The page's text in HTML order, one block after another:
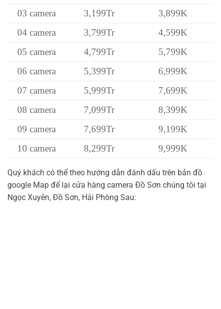
03 camera
3,199Tr
3,899K
04 camera
3,799Tr
4,599K
05 camera
4,799Tr
5,799K
06 camera
5,399Tr
6,999K
07 camera
5,999Tr
7,699K
08 camera
7,099Tr
8,399K
09 camera
7,699Tr
9,199K
10 camera
8,299Tr 9,999K
Quý khách có thể theo hướng dẫn đánh dấu trên bản đồ
google Map để lại cửa hàng camera Đồ Sơn chúng tôi tại
Ngọc Xuyên, Đồ Sơn, Hải Phòng Sau: